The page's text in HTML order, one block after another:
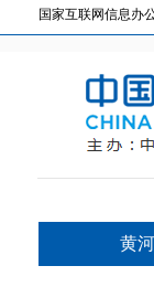
国家互联网信息办
黄河